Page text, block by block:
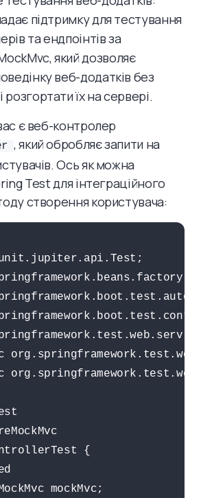
підтримку для тестування
та ендпоінтів за
який дозволяє
веб-додатків без
розгортати їх на сервері.
є веб-контролер
, який обробляє запити на
Ось як можна
Test для інтеграційного
створення користувача:
{
mockMvc;